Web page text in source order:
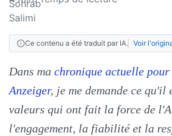
Ce contenu a été traduit par IA. Voir
Dans ma chronique actuelle
Anzeiger, je me demande ce qu'il
valeurs qui ont fait la force de
l'engagement, la fiabilité et la